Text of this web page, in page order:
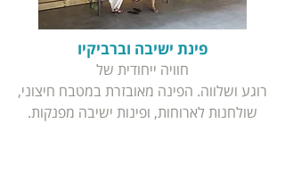
פינת ישיבה וברביקיו
חוויה ייחודית של
רוגע ושלווה. הפינה מאובזרת במטבח חיצוני,
שולחנות לארוחות, ופינות ישיבה מפנקות.